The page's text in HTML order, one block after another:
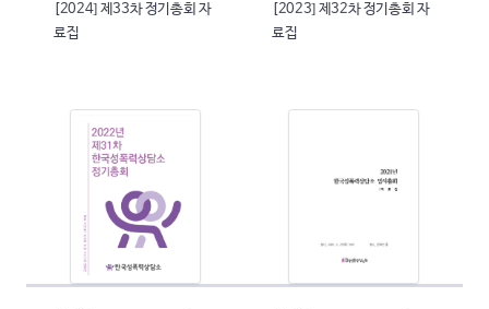
[2024] 제33차 정기총회 자
료집
[2023] 제32차 정기총회 자
료집